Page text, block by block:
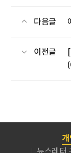
다음글
이전글
개